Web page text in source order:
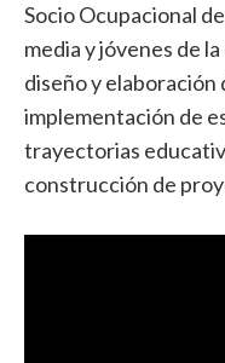
Socio Ocupacional
media y jóvenes de
diseño y
implementación de
trayectorias
construcción de